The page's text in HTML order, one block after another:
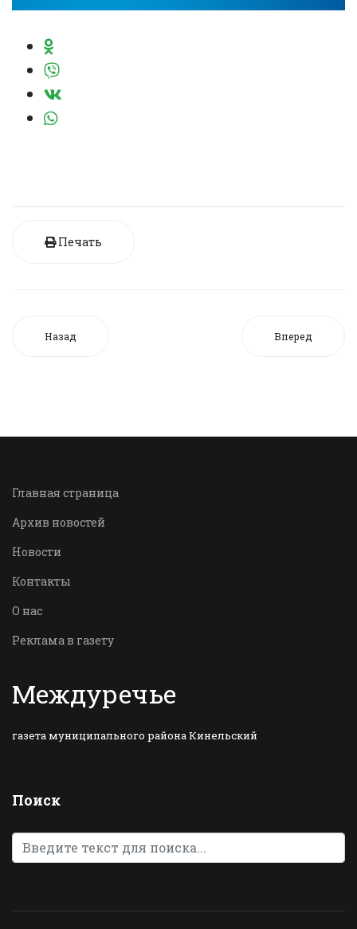
Печать
Назад Вперед
Главная страница
Архив новостей
Новости
Контакты
О нас
Реклама в газету
Междуречье
газета муниципального района Кинельский
Поиск